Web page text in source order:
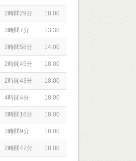
2時間29分 18:00
3時間7分 13:30
2時間58分 14:00
2時間45分 18:00
2時間43分 18:00
4時間4分 18:00
3時間16分 18:00
3時間9分 18:00
2時間47分 18:00